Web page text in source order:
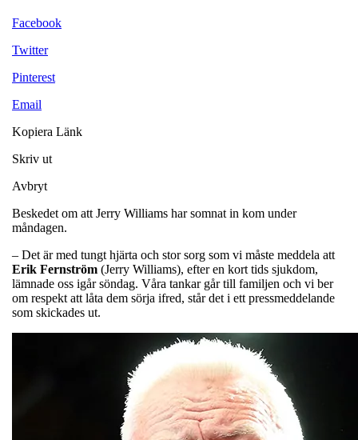
Facebook
Twitter
Pinterest
Email
Kopiera Länk
Skriv ut
Avbryt
Beskedet om att Jerry Williams har somnat in kom under
måndagen.
– Det är med tungt hjärta och stor sorg som vi måste meddela att
Erik Fernström (Jerry Williams), efter en kort tids sjukdom,
lämnade oss igår söndag. Våra tankar går till familjen och vi ber
om respekt att låta dem sörja ifred, står det i ett pressmeddelande
som skickades ut.